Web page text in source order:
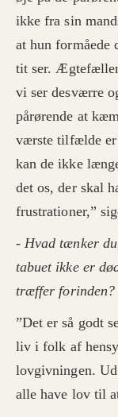
ikke fra sin
at hun formåede
tit ser.
vi ser desværre
pårørende at
værste tilfælde er
kan de ikke
det os, der skal
frustrationer,”
- Hvad tænker
tabuet ikke er
træffer forinden?
”Det er så godt
liv i folk af
lovgivningen.
alle have lov til